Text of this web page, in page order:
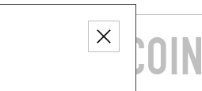
LE COIN